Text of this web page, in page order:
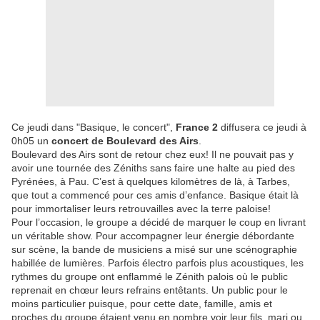
Ce jeudi dans "Basique, le concert", France 2 diffusera ce jeudi à
0h05 un concert de Boulevard des Airs
Boulevard des Airs sont de retour chez eux! Il ne pouvait pas y
avoir une tournée des Zéniths sans faire une halte au pied des
Pyrénées, à Pau. C’est à quelques kilomètres de là, à Tarbes,
que tout a commencé pour ces amis d’enfance. Basique était là
pour immortaliser leurs retrouvailles avec la terre paloise!
Pour l’occasion, le groupe a décidé de marquer le coup en livrant
un véritable show. Pour accompagner leur énergie débordante
sur scène, la bande de musiciens a misé sur une scénographie
habillée de lumières. Parfois électro parfois plus acoustiques, les
rythmes du groupe ont enflammé le Zénith palois où le public
reprenait en chœur leurs refrains entêtants. Un public pour le
moins particulier puisque, pour cette date, famille, amis et
proches du groupe étaient venu en nombre voir leur fils, mari ou